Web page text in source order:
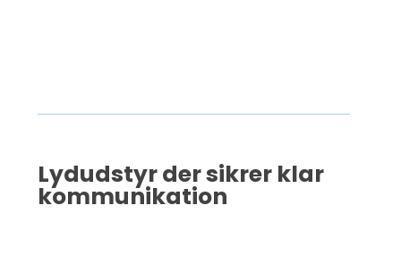
Lydudstyr der sikrer klar
kommunikation